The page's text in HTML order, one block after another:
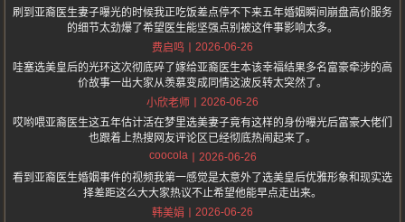
刷到亚裔医生妻子曝光的时候我正吃饭差点停不下来五年婚姻瞬间崩盘高价服务
的细节太劲爆了希望医生能坚强点别被这件事影响太多。
费启鸣
2026-06-26
哇塞选美皇后的光环这次彻底碎了嫁给亚裔医生本该幸福结果多名富豪牵涉的高
价故事一出大家从羡慕变成同情这波反转太突然了。
小欣老师
2026-06-26
哎哟喂亚裔医生这五年估计活在梦里选美妻子竟有这样的身份曝光后富豪大佬们
也跟着上热搜网友评论区已经彻底热闹起来了。
coocola
2026-06-26
看到亚裔医生婚姻事件的视频我第一感觉是太意外了选美皇后优雅形象和现实选
择差距这么大大家热议不止希望他能早点走出来。
韩美娟
2026-06-26